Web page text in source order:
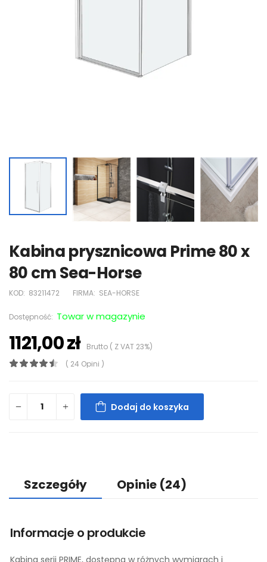
Kabina prysznicowa Prime 80 x
80 cm Sea-Horse
KOD: 83211472 FIRMA: SEA-HORSE
Dostępność: Towar w magazynie
1121,00 złBrutto ( Z VAT 23%)
( 24 Opini )
Dodaj do koszyka
Szczegóły Opinie (24)
Informacje o produkcie